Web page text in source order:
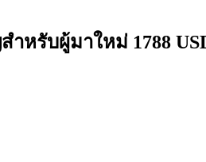
หรับผู้มาใหม่ 1788